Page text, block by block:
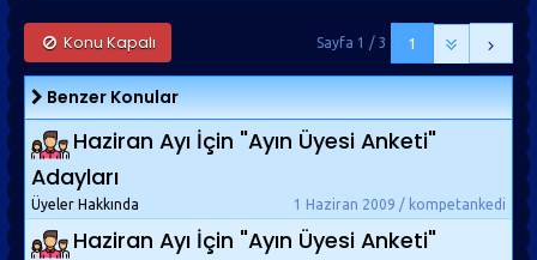
Konu Kapalı 1
Sayfa 1 / 3
Benzer Konular
Haziran Ayı İçin "Ayın Üyesi Anketi"
Adayları
1 Haziran 2009 / kompetankedi
Üyeler Hakkında
Haziran Ayı İçin "Ayın Üyesi Anketi"